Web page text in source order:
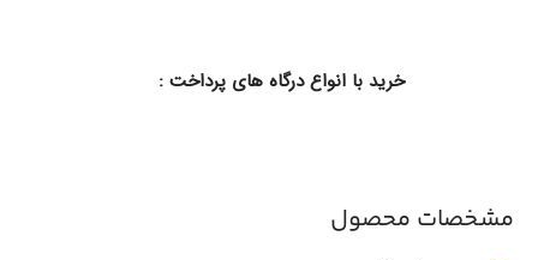
خرید با انواع درگاه های پرداخت :
مشخصات محصول